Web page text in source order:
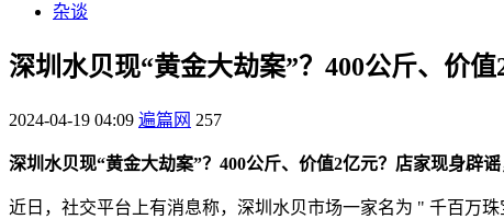
杂谈
深圳水贝现“黄金大劫案”？400公斤、价
2024-04-19 04:09 遍篇网 257
深圳水贝现“黄金大劫案”？400公斤、价值2亿元？店家现身辟
近日，社交平台上有消息称，深圳水贝市场一家名为 " 千百万